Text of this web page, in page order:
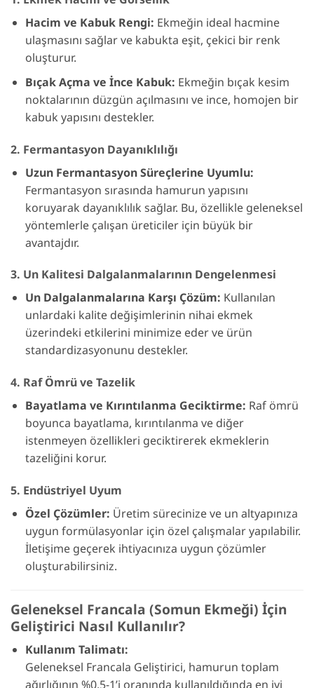
Hacim ve Kabuk Rengi: Ekmeğin ideal hacmine
ulaşmasını sağlar ve kabukta eşit, çekici bir renk
oluşturur.
Bıçak Açma ve İnce Kabuk: Ekmeğin bıçak kesim
noktalarının düzgün açılmasını ve ince, homojen bir
kabuk yapısını destekler.
2. Fermantasyon Dayanıklılığı
Uzun Fermantasyon Süreçlerine Uyumlu:
Fermantasyon sırasında hamurun yapısını
koruyarak dayanıklılık sağlar. Bu, özellikle geleneksel
yöntemlerle çalışan üreticiler için büyük bir
avantajdır.
3. Un Kalitesi Dalgalanmalarının Dengelenmesi
Un Dalgalanmalarına Karşı Çözüm: Kullanılan
unlardaki kalite değişimlerinin nihai ekmek
üzerindeki etkilerini minimize eder ve ürün
standardizasyonunu destekler.
4. Raf Ömrü ve Tazelik
Bayatlama ve Kırıntılanma Geciktirme: Raf ömrü
boyunca bayatlama, kırıntılanma ve diğer
istenmeyen özellikleri geciktirerek ekmeklerin
tazeliğini korur.
5. Endüstriyel Uyum
Özel Çözümler: Üretim sürecinize ve un altyapınıza
uygun formülasyonlar için özel çalışmalar yapılabilir.
İletişime geçerek ihtiyacınıza uygun çözümler
oluşturabilirsiniz.
Geleneksel Francala (Somun Ekmeği) İçin
Geliştirici Nasıl Kullanılır?
Kullanım Talimatı:
Geleneksel Francala Geliştirici, hamurun toplam
ağırlığının %0,5-1’i oranında kullanıldığında en iyi